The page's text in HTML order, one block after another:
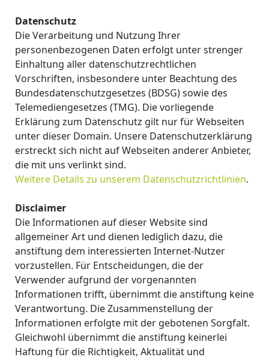
Datenschutz
Die Verarbeitung und Nutzung Ihrer
personenbezogenen Daten erfolgt unter strenger
Einhaltung aller datenschutzrechtlichen
Vorschriften, insbesondere unter Beachtung des
Bundesdatenschutzgesetzes (BDSG) sowie des
Telemediengesetzes (TMG). Die vorliegende
Erklärung zum Datenschutz gilt nur für Webseiten
unter dieser Domain. Unsere Datenschutzerklärung
erstreckt sich nicht auf Webseiten anderer Anbieter,
die mit uns verlinkt sind.
Weitere Details zu unserem Datenschutzrichtlinien.
Disclaimer
Die Informationen auf dieser Website sind
allgemeiner Art und dienen lediglich dazu, die
anstiftung dem interessierten Internet-Nutzer
vorzustellen. Für Entscheidungen, die der
Verwender aufgrund der vorgenannten
Informationen trifft, übernimmt die anstiftung keine
Verantwortung. Die Zusammenstellung der
Informationen erfolgte mit der gebotenen Sorgfalt.
Gleichwohl übernimmt die anstiftung keinerlei
Haftung für die Richtigkeit, Aktualität und